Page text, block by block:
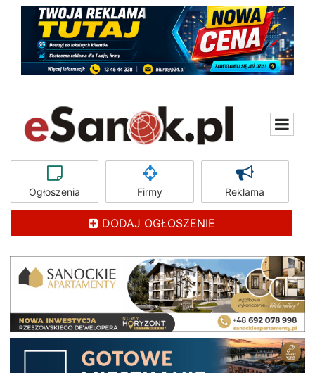
Ogłoszenia Firmy Reklama
DODAJ OGŁOSZENIE